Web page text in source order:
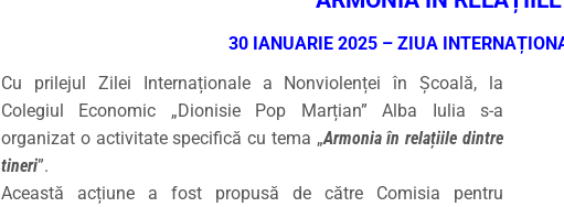
30 IANUARIE 2025 – ZIUA
Cu prilejul Zilei Internaționale a Nonviolenței în Școală, la
Colegiul Economic „Dionisie Pop Marțian” Alba Iulia s-a
organizat o activitate specifică cu tema „Armonia în relațiile dintre
tineri”.
Această acțiune a fost propusă de către Comisia pentru